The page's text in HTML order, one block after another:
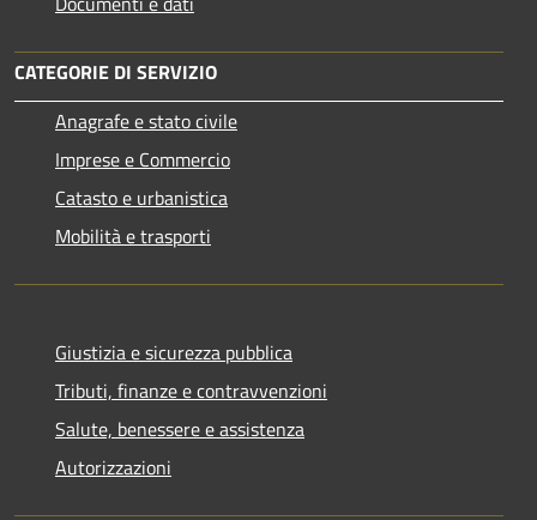
CATEGORIE DI SERVIZIO
Anagrafe e stato civile
Imprese e Commercio
Catasto e urbanistica
Mobilità e trasporti
Giustizia e sicurezza pubblica
Tributi, finanze e contravvenzioni
Salute, benessere e assistenza
Autorizzazioni